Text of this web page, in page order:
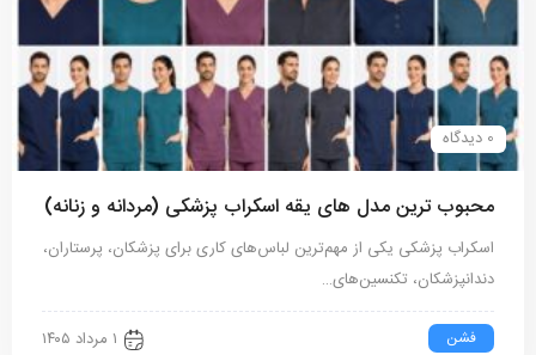
0 دیدگاه
محبوب ترین مدل های یقه اسکراب پزشکی (مردانه و زنانه)
اسکراب پزشکی یکی از مهم‌ترین لباس‌های کاری برای پزشکان، پرستاران،
دندانپزشکان، تکنسین‌های…
فشن ۱ مرداد ۱۴۰۵